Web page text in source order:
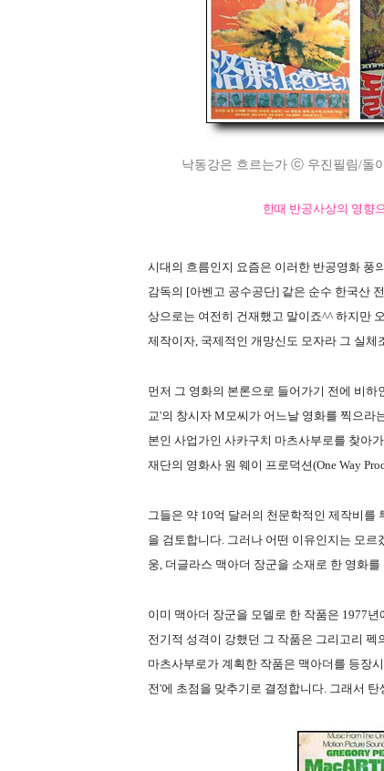
낙동강은 흐르는가 ⓒ 우진필림/돌
한때 반공사상의 영향
시대의 흐름인지 요즘은 이러한 반공영화 풍
감독의 [아벤고 공수공단] 같은 순수 한국산
상으로는 여전히 건재했고 말이죠^^ 하지만
제작이자, 국제적인 개망신도 모자라 그 실
먼저 그 영화의 본론으로 들어가기 전에 비
교'의 창시자 M모씨가 어느날 영화를 찍으라
본인 사업가인 사카구치 마츠사부로를 찾아
재단의 영화사 원 웨이 프로덕션(One Way
그들은 약 10억 달러의 천문학적인 제작비를
을 검토합니다. 그러나 어떤 이유인지는 모
웅, 더글라스 맥아더 장군을 소재로 한 영화
이미 맥아더 장군을 모델로 한 작품은 1977
전기적 성격이 강했던 그 작품은 그리고리
마츠사부로가 계획한 작품은 맥아더를 등장
전'에 초점을 맞추기로 결정합니다. 그래서